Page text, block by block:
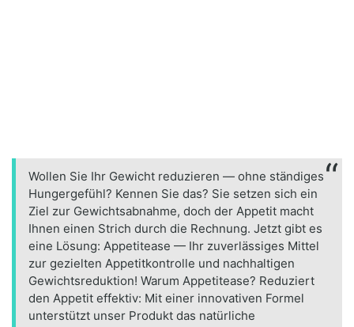
Wollen Sie Ihr Gewicht reduzieren — ohne ständiges
Hungergefühl? Kennen Sie das? Sie setzen sich ein
Ziel zur Gewichtsabnahme, doch der Appetit macht
Ihnen einen Strich durch die Rechnung. Jetzt gibt es
eine Lösung: Appetitease — Ihr zuverlässiges Mittel
zur gezielten Appetitkontrolle und nachhaltigen
Gewichtsreduktion! Warum Appetitease? Reduziert
den Appetit effektiv: Mit einer innovativen Formel
unterstützt unser Produkt das natürliche